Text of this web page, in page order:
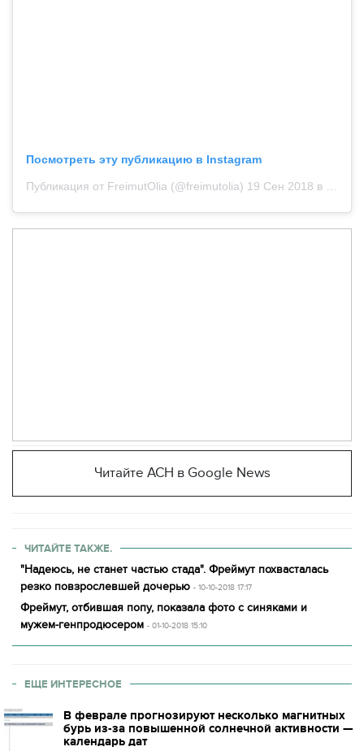
Посмотреть эту публикацию в Instagram
Публикация от FreimutOlia (@freimutolia) 19 Сен 2018 в 10:22 PDT
Читайте АСН в Google News
ЧИТАЙТЕ ТАКЖЕ.
"Надеюсь, не станет частью стада". Фреймут похвасталась
резко повзрослевшей дочерью - 10-10-2018 17:17
Фреймут, отбившая попу, показала фото с синяками и
мужем-генпродюсером - 01-10-2018 15:10
ЕЩЕ ИНТЕРЕСНОЕ
В феврале прогнозируют несколько магнитных
бурь из-за повышенной солнечной активности —
календарь дат